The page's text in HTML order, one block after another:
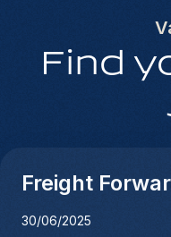
Find
Freight
30/06/2025